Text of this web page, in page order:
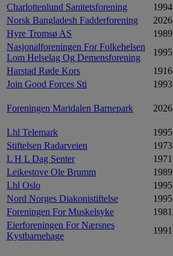
Charlottenlund Sanitetsforening
1994
Norsk Bangladesh Fadderforening
2026
Hyre Tromsø AS
1989
Nasjonalforeningen For Folkehelsen
Lom Helselag Og Demensforening
1995
Harstad Røde Kors
1916
Join Good Forces Sti
1993
Foreningen Maridalen Barnepark 2026
Lhl Telemark
1995
Stiftelsen Radarveien
1973
L H L Dag Senter
1971
Leikestove Ole Brumm
1989
Lhl Oslo
1995
Nord Norges Diakonistiftelse
1995
Foreningen For Muskelsyke
1981
Eierforeningen For Nærsnes
Kystbarnehage
1991